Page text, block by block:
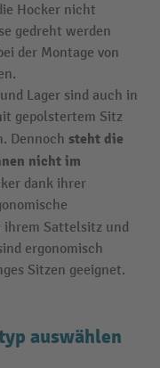
Hocker nicht
gedreht werden
der Montage von
Lager sind auch in
gepolstertem Sitz
Dennoch steht die
nicht im
dank ihrer
ihrem Sattelsitz und
ergonomisch
Sitzen geeignet.
auswählen